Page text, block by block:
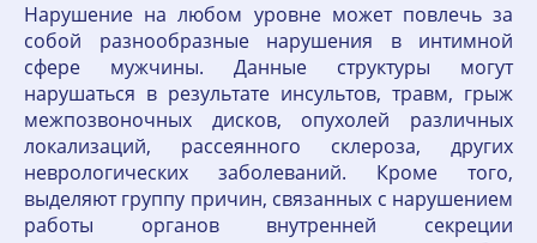
Нарушение на любом уровне может повлечь за
собой разнообразные нарушения в интимной
сфере мужчины. Данные структуры могут
нарушаться в результате инсультов, травм, грыж
межпозвоночных дисков, опухолей различных
локализаций, рассеянного склероза, других
неврологических заболеваний. Кроме того,
выделяют группу причин, связанных с нарушением
работы органов внутренней секреции